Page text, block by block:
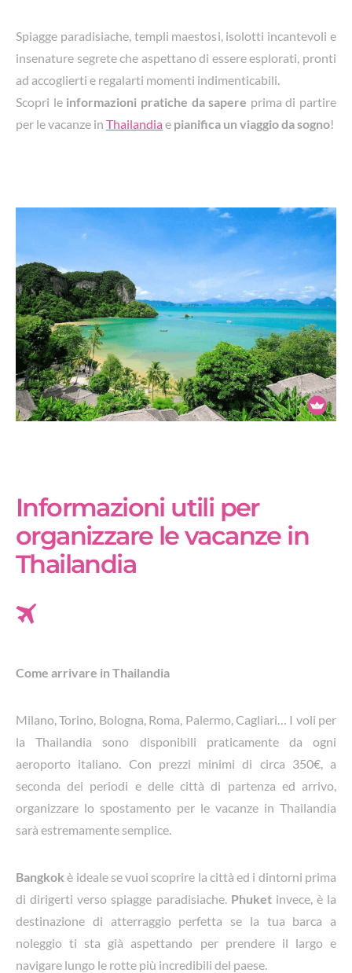
Spiagge paradisiache, templi maestosi, isolotti incantevoli e
insenature segrete che aspettano di essere esplorati, pronti
ad accoglierti e regalarti momenti indimenticabili.
Scopri le informazioni pratiche da sapere prima di partire
per le vacanze in Thailandia e pianifica un viaggio da sogno!
Informazioni utili per
organizzare le vacanze in
Thailandia
Come arrivare in Thailandia
Milano, Torino, Bologna, Roma, Palermo, Cagliari… I voli per
la Thailandia sono disponibili praticamente da ogni
aeroporto italiano. Con prezzi minimi di circa 350€, a
seconda dei periodi e delle città di partenza ed arrivo,
organizzare lo spostamento per le vacanze in Thailandia
sarà estremamente semplice.
Bangkok è ideale se vuoi scoprire la città ed i dintorni prima
di dirigerti verso spiagge paradisiache. Phuketinvece, è la
destinazione di atterraggio perfetta se la tua barca a
noleggio ti sta già aspettando per prendere il largo e
navigare lungo le rotte più incredibili del paese.